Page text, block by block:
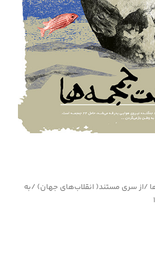
/از سری مستند( انقلاب‌های جهان) /به